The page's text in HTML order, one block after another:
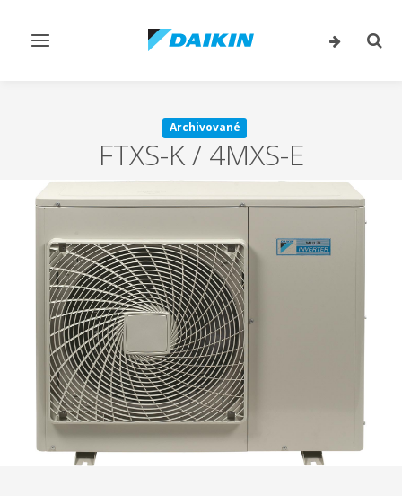
Prepnúť
Archivované
FTXS-K / 4MXS-E